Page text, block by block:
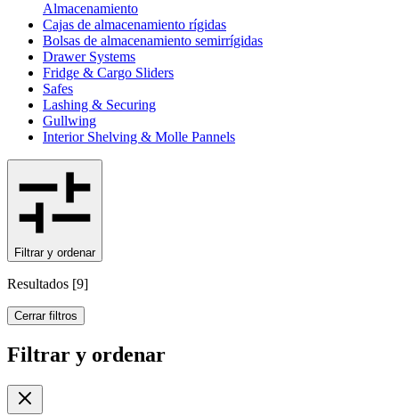
Almacenamiento
Cajas de almacenamiento rígidas
Bolsas de almacenamiento semirrígidas
Drawer Systems
Fridge & Cargo Sliders
Safes
Lashing & Securing
Gullwing
Interior Shelving & Molle Pannels
Filtrar y ordenar
Resultados [9]
Cerrar filtros
Filtrar y ordenar